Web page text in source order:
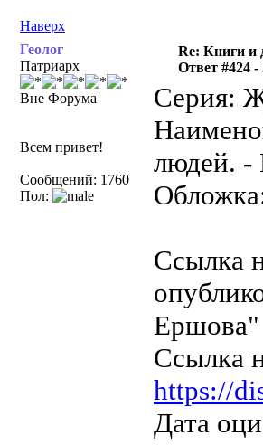
Наверх
Геолог
Патриарх
Вне Форума
Всем привет!
Сообщений: 1760
Пол:
Re: Книги и
Ответ #424 -
Серия:
людей. -
Ссылка
Ершова"
Ссылка
https://
Дата